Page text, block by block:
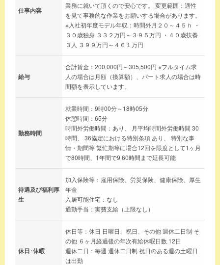
仕事内容
業務に就いて頂くので安心です。 変更範囲：適性
を見て事務的な作業をお願いする場合があります。
※入社初年度モデル年収：時間外月２０～４５ｈ ・
３０歳独身 ３３２万円～３９５万円 ・４０歳扶養
３人 ３９９万円～４６１万円
給与
合計賃金：200,000円～305,500円 ※フルタイム求
人の場合は月額（換算額）、パート求人の場合は時
間額を表示しています。
勤務時間
就業時間：9時00分～18時05分
休憩時間：65分
時間外労働時間：あり、 月平均時間外労働時間 30
時間、 36協定における特別条項 あり、 特別な事
情・期間等 繁忙期等に場合12回を限度として1ヶ月
で80時間、1年間で9 60時間まで延長可能
待遇及び福利厚
生
加入保険等：雇用保険、労災保険、健康保険、厚生
年金
入居可能住宅：なし
通勤手当：実費支給（上限なし）
休日･休暇
休日等：休日 日曜日、祝日、その他 週休二日制 そ
の他 ６ヶ月経過後の年次有給休暇日数 12日
週休二日：毎週 週休二日制 祝日のある週の土曜日
は出勤